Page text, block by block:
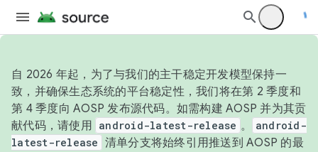
自 2026 年起，为了与我们的主干稳定开发模型保持一
致，并确保生态系统的平台稳定性，我们将在第 2 季度和
第 4 季度向 AOSP 发布源代码。如需构建 AOSP 并为其贡
献代码，请使用 android-latest-release 。
android-
latest-release 清单分支将始终引用推送到 AOSP 的最